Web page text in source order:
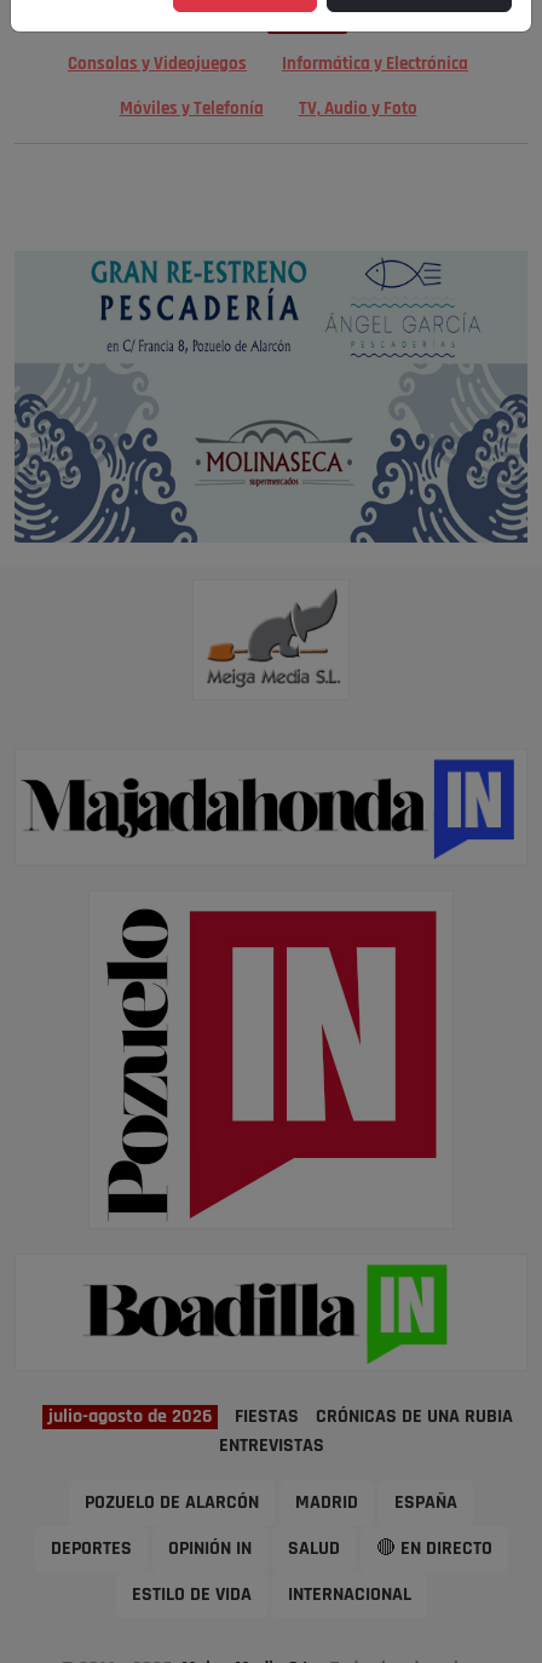
Empleo Servicios Tecnología
Consolas y Videojuegos Informática y Electrónica
Móviles y Telefonía TV, Audio y Foto
julio-agosto de 2026 FIESTAS
CRÓNICAS DE UNA RUBIA
ENTREVISTAS
POZUELO DE ALARCÓN MADRID ESPAÑA
DEPORTES OPINIÓN IN SALUD 🔴 EN DIRECTO
ESTILO DE VIDA INTERNACIONAL